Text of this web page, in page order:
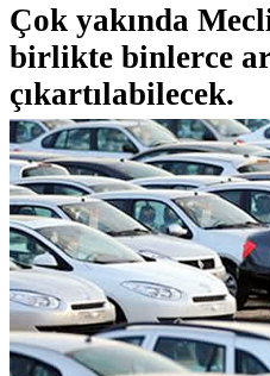
Çok yakında
birlikte binlerce
çıkartılabilecek.